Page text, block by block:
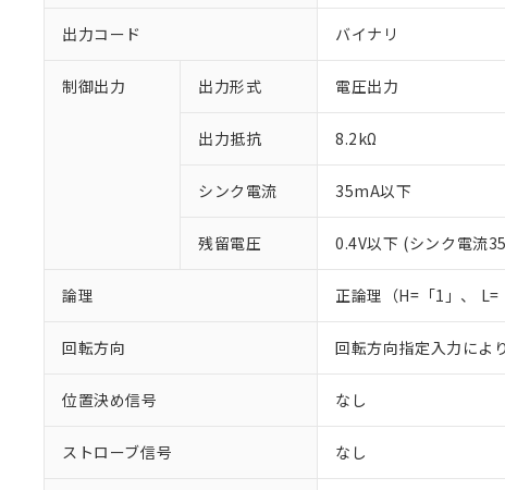
出力コード バイナリ
制御出力 出力形式 電圧出力
出力抵抗 8.2kΩ
シンク電流 35mA以下
残留電圧 0.4V以下 (シンク電流
論理 正論理（H=「1」、 L=
回転方向 回転方向指定入力によ
位置決め信号 なし
ストローブ信号 なし
ご利用条件
※1 対応状況
対応予定なし：EU
調査・確認中：EU